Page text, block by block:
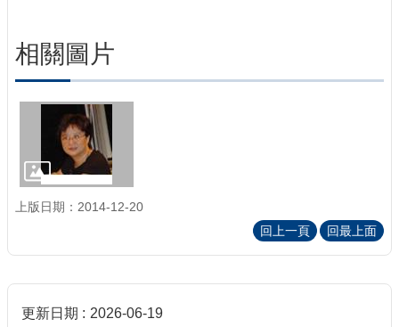
相關圖片
上版日期：2014-12-20
回上一頁
回最上面
更新日期 2026-06-19